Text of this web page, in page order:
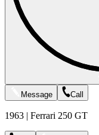
Message
Call
1963 | Ferrari 250 GT